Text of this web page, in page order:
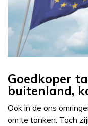
Goedkoper
buitenland,
Ook in de ons
om te tanken. Toch